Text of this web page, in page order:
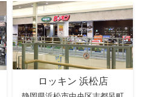
ロッキン 浜松店